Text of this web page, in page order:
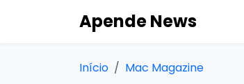
Apende News
Início Mac Magazine